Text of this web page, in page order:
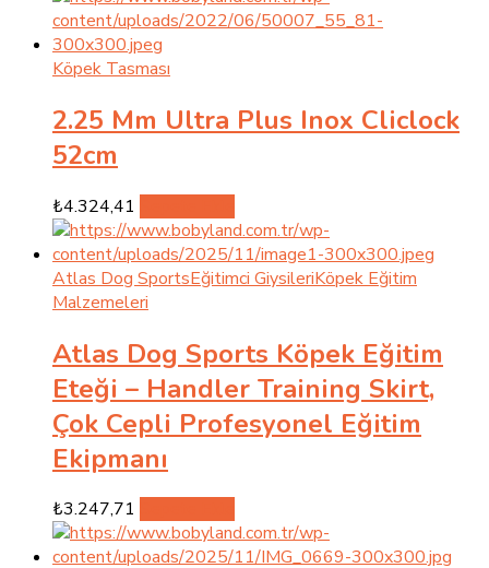
Köpek Tasması
2.25 Mm Ultra Plus Inox Cliclock
52cm
₺4.324,41
Atlas Dog SportsEğitimci GiysileriKöpek Eğitim
Malzemeleri
Atlas Dog Sports Köpek Eğitim
Eteği – Handler Training Skirt,
Çok Cepli Profesyonel Eğitim
Ekipmanı
₺3.247,71